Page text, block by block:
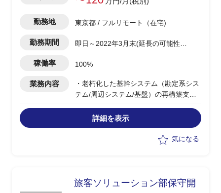
勤務地 東京都 / フルリモート（在宅)
勤務期間
即日～2022年3月末(延長の可能性あ
稼働率 100%
業務内容
・老朽化した基幹システム（勘定系シス
テム/周辺システム/基盤）の再構築支援
ェクトを進めるにあたり以下業務
-プロジェクト管理知見
-SI知見をもとに要員の不足する情報シス
詳細を表示
気になる
旅客ソリューション部保守開